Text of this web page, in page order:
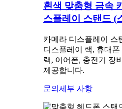
흰색 맞춤형 금속
스플레이 스탠드 (
카메라 디스플레이 스
디스플레이 랙, 휴대폰
랙, 이어폰, 충전기 장
제공합니다.
문의 세부 사항